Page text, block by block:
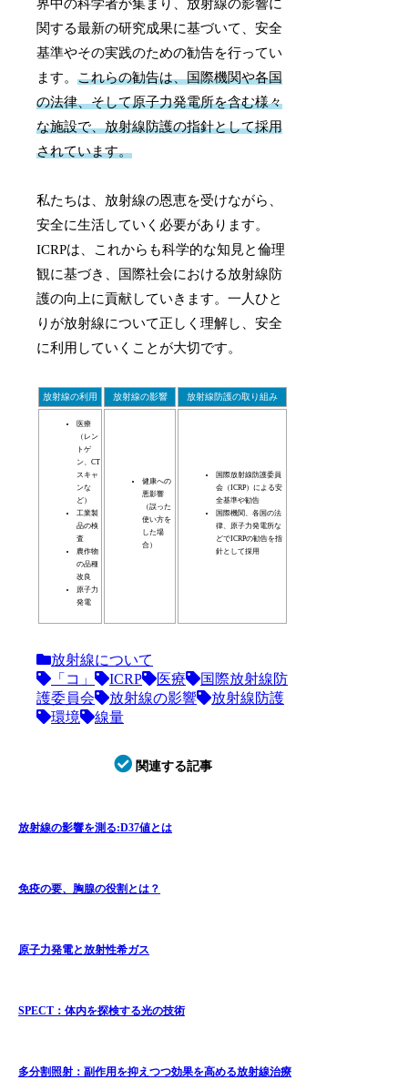
界中の科学者が集まり、放射線の影響に
関する最新の研究成果に基づいて、安全
基準やその実践のための勧告を行ってい
ます。これらの勧告は、国際機関や各国
の法律、そして原子力発電所を含む様々
な施設で、放射線防護の指針として採用
されています。
私たちは、放射線の恩恵を受けながら、
安全に生活していく必要があります。
ICRPは、これからも科学的な知見と倫理
観に基づき、国際社会における放射線防
護の向上に貢献していきます。一人ひと
りが放射線について正しく理解し、安全
に利用していくことが大切です。
放射線の利用 放射線の影響 放射線防護の取り組み
医療
（レン
トゲ
ン、CT
スキャ
ンな
ど）
工業製
品の検
査
農作物
の品種
改良
原子力
発電
健康への
悪影響
（誤った
使い方を
した場
合）
国際放射線防護委員
会（ICRP）による安
全基準や勧告
国際機関、各国の法
律、原子力発電所な
どでICRPの勧告を指
針として採用
放射線について
「コ」
ICRP 医療
国際放射線防
護委員会
放射線の影響
放射線防護
環境
線量
関連する記事
放射線の影響を測る:D37値とは
免疫の要、胸腺の役割とは？
原子力発電と放射性希ガス
SPECT：体内を探検する光の技術
多分割照射：副作用を抑えつつ効果を高める放射線治療